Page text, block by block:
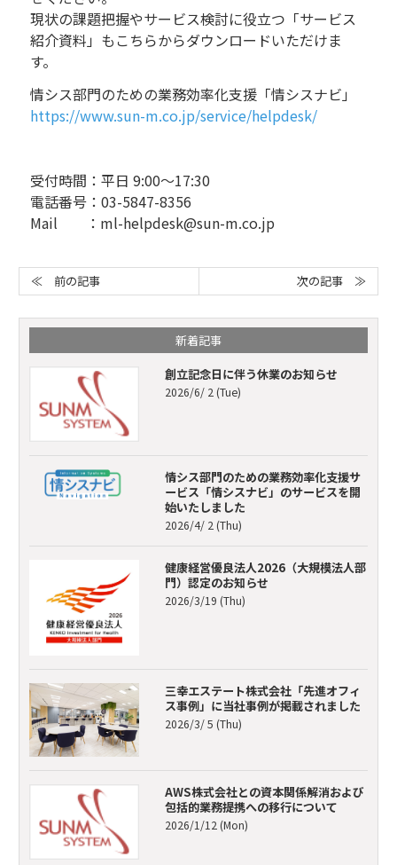
現状の課題把握やサービス検討に役立つ「サービス
紹介資料」もこちらからダウンロードいただけま
す。
情シス部門のための業務効率化支援「情シスナビ」
https://www.sun-m.co.jp/service/helpdesk/
受付時間：平日 9:00～17:30
電話番号：03-5847-8356
Mail ：ml-helpdesk@sun-m.co.jp
≪ 前の記事 次の記事 ≫
新着記事
創立記念日に伴う休業のお知らせ
2026/6/ 2 (Tue)
情シス部門のための業務効率化支援サ
ービス「情シスナビ」のサービスを開
始いたしました
2026/4/ 2 (Thu)
健康経営優良法人2026（大規模法人部
門）認定のお知らせ
2026/3/19 (Thu)
三幸エステート株式会社「先進オフィ
ス事例」に当社事例が掲載されました
2026/3/ 5 (Thu)
AWS株式会社との資本関係解消および
包括的業務提携への移行について
2026/1/12 (Mon)